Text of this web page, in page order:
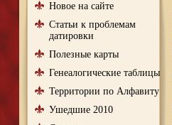
Новое на сайте
Статьи к проблемам
датировки
Полезные карты
Генеалогические таблицы
Территории по Алфавиту
Ушедшие 2010